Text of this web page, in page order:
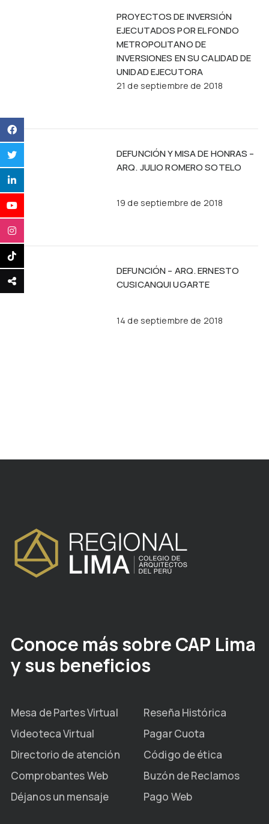
PROYECTOS DE INVERSIÓN
EJECUTADOS POR EL FONDO
METROPOLITANO DE
INVERSIONES EN SU CALIDAD DE
UNIDAD EJECUTORA
21 de septiembre de 2018
DEFUNCIÓN Y MISA DE HONRAS –
ARQ. JULIO ROMERO SOTELO
19 de septiembre de 2018
DEFUNCIÓN – ARQ. ERNESTO
CUSICANQUI UGARTE
14 de septiembre de 2018
Conoce más sobre CAP Lima
y sus beneficios
Mesa de Partes Virtual
Reseña Histórica
Videoteca Virtual
Pagar Cuota
Directorio de atención
Código de ética
Comprobantes Web
Buzón de Reclamos
Déjanos un mensaje
Pago Web